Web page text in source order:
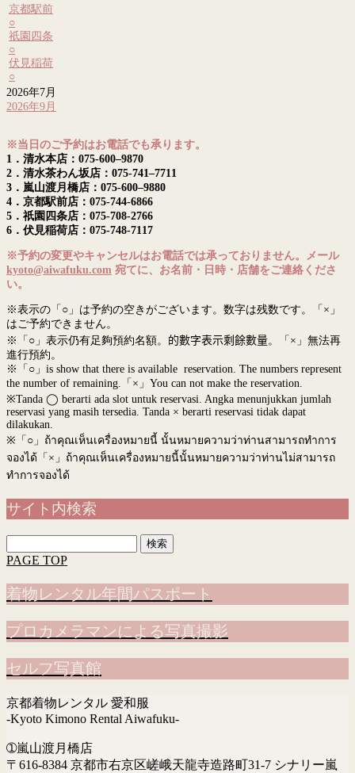
京都駅前
○
祇園四条
○
伏見稲荷
○
2026年7月
2026年9月
※当日のご予約はお電話でも承ります。
1．清水本店：075-600–9870
2．清水茶わん坂店：075-741–7711
3．嵐山渡月橋店：075-600–9880
4．京都駅前店：075-744-6866
5．祇園四条店：075-708-2766
6．伏見稲荷店：075-748-7117
※予約の変更やキャンセルはお電話では承っておりません。メール
kyoto@aiwafuku.com 宛てに、お名前・日時・店舗をご連絡くださ
い。
※表示の「○」は予約の空きがございます。数字は残数です。「×」
はご予約できません。
※「○」表示仍有足夠預約名額。 的數字表示剩餘數量。「×」無法再
進行預約。
※「○」is show that there is available reservation. The numbers represent
the number of remaining.「×」You can not make the reservation.
※Tanda ◯ berarti ada slot untuk reservasi. Angka menunjukkan jumlah
reservasi yang masih tersedia. Tanda × berarti reservasi tidak dapat
dilakukan.
※ 「○」ถ้าคุณเห็นเครื่องหมายนี้ นั้นหมายความว่าท่านสามารถทำการ
จองได้「×」ถ้าคุณเห็นเครื่องหมายนี้นั้นหมายความว่าท่านไม่สามารถ
ทำการจองได้
サイト内検索
索:
PAGE TOP
着物レンタル年間パスポート
プロカメラマンによる写真撮影
セルフ写真館
京都着物レンタル 愛和服
-Kyoto Kimono Rental Aiwafuku-
➀嵐山渡月橋店
〒616-8384 京都市右京区嵯峨天龍寺造路町31-7 シナリー嵐